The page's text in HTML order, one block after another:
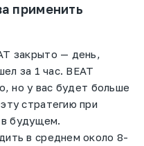
применить
закрыто — день,
за 1 час. BEAT
но у вас будет больше
стратегию при
в будущем.
в среднем около 8-